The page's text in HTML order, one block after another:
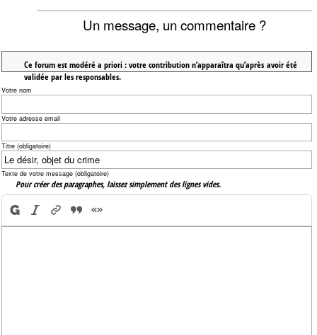
Un message, un commentaire ?
Ce forum est modéré a priori : votre contribution n’apparaîtra qu’après avoir été
validée par les responsables.
Votre nom
Votre adresse email
Titre (obligatoire)
Texte de votre message (obligatoire)
Pour créer des paragraphes, laissez simplement des lignes vides.